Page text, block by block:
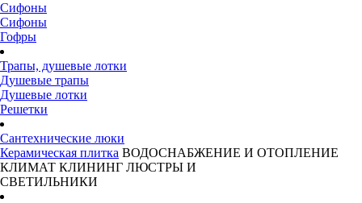
Сифоны
Сифоны
Гофры
Трапы, душевые лотки
Душевые трапы
Душевые лотки
Решетки
Сантехнические люки
Керамическая плитка ВОДОСНАБЖЕНИЕ И ОТОПЛЕНИЕ
КЛИМАТ КЛИНИНГ ЛЮСТРЫ И
СВЕТИЛЬНИКИ